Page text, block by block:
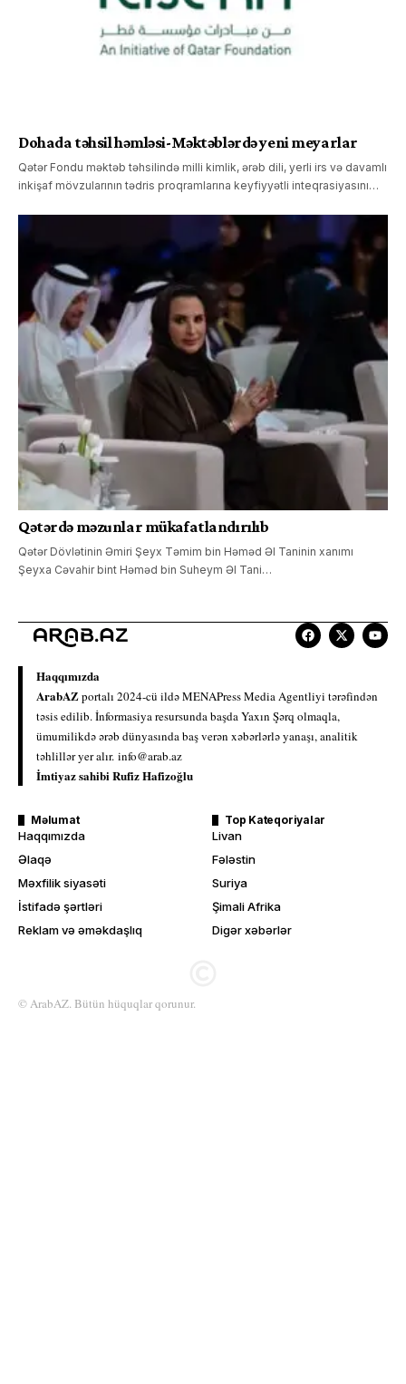
Dohada təhsil həmləsi-Məktəblərdə yeni meyarlar
Qətər Fondu məktəb təhsilində milli kimlik, ərəb dili, yerli irs və davamlı
inkişaf mövzularının tədris proqramlarına keyfiyyətli inteqrasiyasını…
Qətərdə məzunlar mükafatlandırılıb
Qətər Dövlətinin Əmiri Şeyx Təmim bin Həməd Əl Taninin xanımı
Şeyxa Cəvahir bint Həməd bin Suheym Əl Tani…
Haqqımızda
ArabAZportalı 2024-cü ildə MENAPress Media Agentliyi tərəfindən
təsis edilib. İnformasiya resursunda başda Yaxın Şərq olmaqla,
ümumilikdə ərəb dünyasında baş verən xəbərlərlə yanaşı, analitik
təhlillər yer alır. info@arab.az
İmtiyaz sahibi Rufiz Hafizoğlu
Məlumat
Haqqımızda
Əlaqə
Məxfilik siyasəti
İstifadə şərtləri
Reklam və əməkdaşlıq
Top Kateqoriyalar
Livan
Fələstin
Suriya
Şimali Afrika
Digər xəbərlər
© ArabAZ. Bütün hüquqlar qorunur.